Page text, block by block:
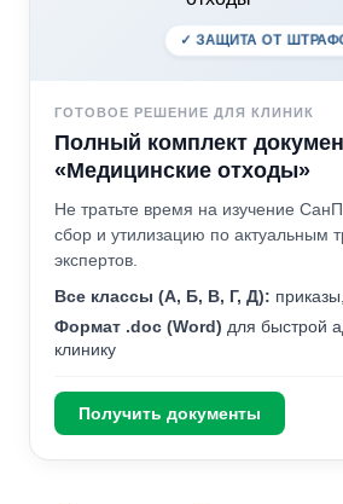
✓ ЗАЩИТА ОТ
ГОТОВОЕ РЕШЕНИЕ ДЛЯ КЛИНИК
Полный комплект
«Медицинские отходы»
Не тратьте время на изучение
сбор и утилизацию по актуальным
экспертов.
Все классы (А, Б, В, Г, Д):
Формат .doc (Word) для быстрой
клинику
Получить документы